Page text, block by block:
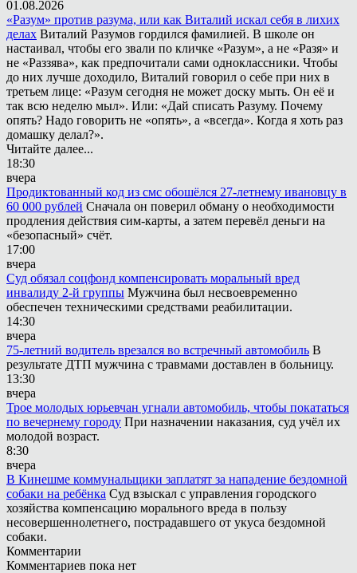
01.08.2026
«Разум» против разума, или как Виталий искал себя в лихих
делах Виталий Разумов гордился фамилией. В школе он
настаивал, чтобы его звали по кличке «Разум», а не «Разя» и
не «Раззява», как предпочитали сами одноклассники. Чтобы
до них лучше доходило, Виталий говорил о себе при них в
третьем лице: «Разум сегодня не может доску мыть. Он её и
так всю неделю мыл». Или: «Дай списать Разуму. Почему
опять? Надо говорить не «опять», а «всегда». Когда я хоть раз
домашку делал?».
Читайте далее...
18:30
вчера
Продиктованный код из смс обошёлся 27-летнему ивановцу в
60 000 рублей Сначала он поверил обману о необходимости
продления действия сим-карты, а затем перевёл деньги на
«безопасный» счёт.
17:00
вчера
Суд обязал соцфонд компенсировать моральный вред
инвалиду 2-й группы Мужчина был несвоевременно
обеспечен техническими средствами реабилитации.
14:30
вчера
75-летний водитель врезался во встречный автомобиль В
результате ДТП мужчина с травмами доставлен в больницу.
13:30
вчера
Трое молодых юрьевчан угнали автомобиль, чтобы покататься
по вечернему городу При назначении наказания, суд учёл их
молодой возраст.
8:30
вчера
В Кинешме коммунальщики заплатят за нападение бездомной
собаки на ребёнка Суд взыскал с управления городского
хозяйства компенсацию морального вреда в пользу
несовершеннолетнего, пострадавшего от укуса бездомной
собаки.
Комментарии
Комментариев пока нет